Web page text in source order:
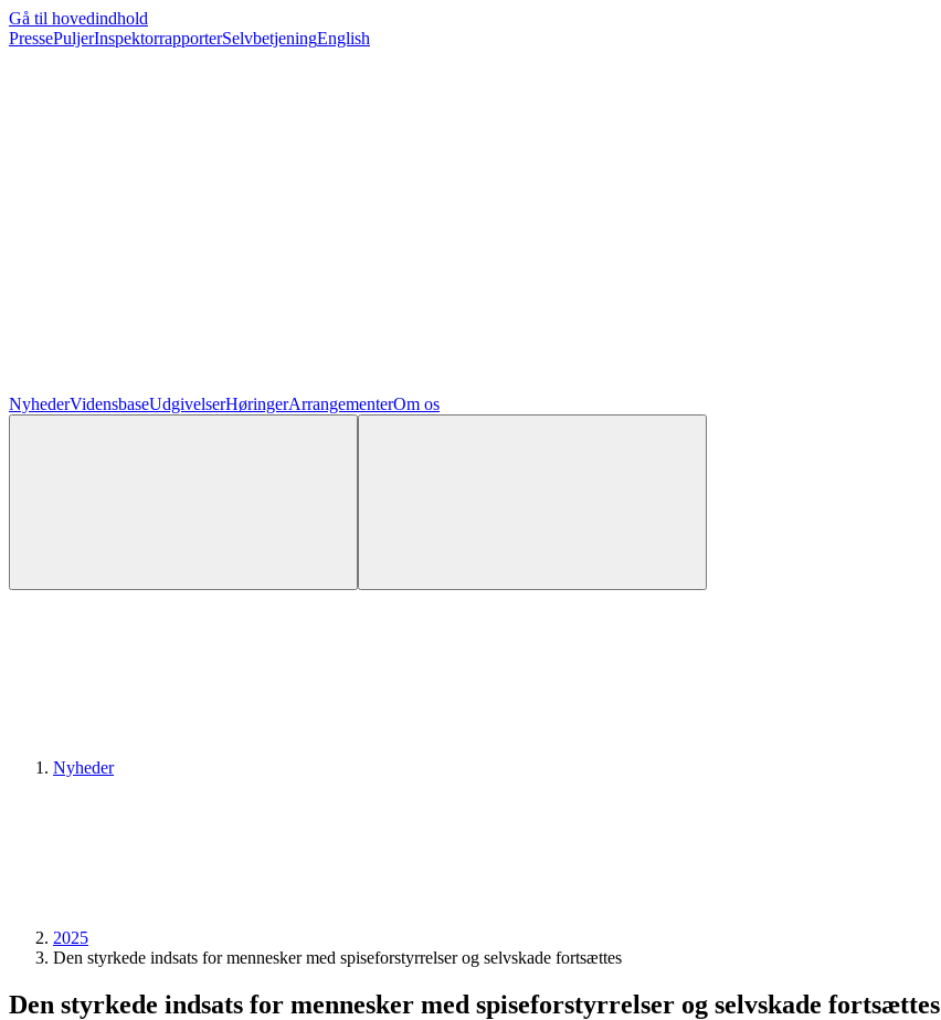
Gå til hovedindhold
PressePuljerInspektorrapporterSelvbetjeningEnglish
NyhederVidensbaseUdgivelserHøringerArrangementerOm os
Nyheder
2025
Den styrkede indsats for mennesker med spiseforstyrrelser og selvskade fortsættes
Den styrkede indsats for mennesker med spiseforstyrrelser og selvskade fortsættes